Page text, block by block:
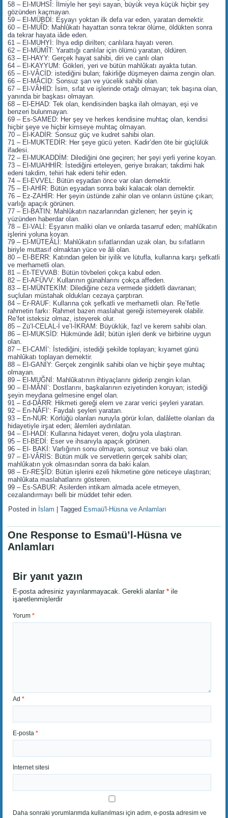
58 – El-MUHSÎ: İlmiyle her şeyi sayan, büyük veya küçük hiçbir şey
gözünden kaçmayan.
59 – El-MÜBDİ: Eşyayı yoktan ilk defa var eden, yaratan demektir.
60 – El-MUÎD: Mahlûkatı hayattan sonra tekrar ölüme, öldükten sonra
da tekrar hayata iâde eden.
61 – El-MUHYİ: İhya edip dirilten; canlılara hayatı veren.
62 – El-MÜMÎT: Yarattığı canlılar için ölümü yaratan, öldüren.
63 – El-HAYY: Gerçek hayat sahibi, diri ve canlı olan
64 – El-KAYYUM: Gökleri, yeri ve bütün mahlûkatı ayakta tutan.
65 – El-VÂCİD: istediğini bulan; fakirliğe düşmeyen daima zengin olan.
66 – El-MÂCİD: Sonsuz şan ve yücelik sahibi olan.
67 – El-VÂHİD: İsim, sıfat ve işlerinde ortağı olmayan; tek başına olan,
yanında bir başkası olmayan.
68 – El-EHAD: Tek olan, kendisinden başka ilah olmayan, eşi ve
benzeri bulunmayan.
69 – Es-SAMED: Her şey ve herkes kendisine muhtaç olan, kendisi
hiçbir şeye ve hiçbir kimseye muhtaç olmayan.
70 – El-KADİR: Sonsuz güç ve kudret sahibi olan.
71 – El-MUKTEDİR: Her şeye gücü yeten. Kadir’den öte bir güçlülük
ifadesi.
72 – El-MUKADDİM: Dilediğini öne geçiren; her şeyi yerli yerine koyan.
73 – El-MUAHHİR: İstediğini erteleyen, geriye bırakan; takdimi hak
edeni takdim, tehiri hak edeni tehir eden.
74 – El-EVVEL: Bütün eşyadan önce var olan demektir.
75 – El-AHİR: Bütün eşyadan sonra baki kalacak olan demektir.
76 – Ez-ZAHİR: Her şeyin üstünde zahir olan ve onların üstüne çıkan;
varlığı apaçık görünen.
77 – El-BATIN: Mahlûkatın nazarlarından gizlenen; her şeyin iç
yüzünden haberdar olan.
78 – El-VALİ: Eşyanın maliki olan ve onlarda tasarruf eden; mahlûkatın
işlerini yoluna koyan.
79 – El-MÜTEÂLİ: Mahlûkatın sıfatlarından uzak olan, bu sıfatların
biriyle muttasıf olmaktan yüce ve âli olan.
80 – El-BERR: Katından gelen bir iyilik ve lütufla, kullarına karşı şefkatli
ve merhametli olan.
81 – Et-TEVVAB: Bütün tövbeleri çokça kabul eden.
82 – El-AFÜVV: Kullarının günahlarını çokça affeden.
83 – El-MÜNTEKİM: Dilediğine ceza vermede şiddetli davranan;
suçluları müstahak oldukları cezaya çarptıran.
84 – Er-RAUF: Kullarına çok şefkatli ve merhametli olan. Re’fetle
rahmetin farkı: Rahmet bazen maslahat gereği istemeyerek olabilir.
Re’fet isteksiz olmaz, isteyerek olur.
85 – Zü’l-CELAL-İ ve’l-İKRAM: Büyüklük, fazl ve kerem sahibi olan.
86 – El-MUKSİD: Hükmünde âdil; bütün işleri denk ve birbirine uygun
olan.
87 – El-CAMİ’: İstediğini, istediği şekilde toplayan; kıyamet günü
mahlûkatı toplayan demektir.
88 – El-GANİY: Gerçek zenginlik sahibi olan ve hiçbir şeye muhtaç
olmayan.
89 – El-MUĞNİ: Mahlûkatının ihtiyaçlarını giderip zengin kılan.
90 – El-MÂNİ’: Dostlarını, başkalarının eziyetinden koruyan; istediği
şeyin meydana gelmesine engel olan.
91 – Ed-DÂRR: Hikmeti gereği elem ve zarar verici şeyleri yaratan.
92 – En-NÂFİ’: Faydalı şeyleri yaratan.
93 – En-NUR: Körlüğü olanları nuruyla görür kılan, dalâlette olanları da
hidayetiyle irşat eden; âlemleri aydınlatan.
94 – El-HADİ: Kullarına hidayet veren, doğru yola ulaştıran.
95 – El-BEDİ: Eser ve ihsanıyla apaçık görünen.
96 – El- BAKİ: Varlığının sonu olmayan, sonsuz ve baki olan.
97 – El-VÂRİS: Bütün mülk ve servetlerin gerçek sahibi olan;
mahlûkatın yok olmasından sonra da baki kalan.
98 – Er-REŞÎD: Bütün işlerini ezeli hikmetine göre neticeye ulaştıran;
mahlûkata maslahatlarını gösteren.
99 – Es-SABUR: Asilerden intikam almada acele etmeyen,
cezalandırmayı belli bir müddet tehir eden.
Posted in İslam |Tagged Esmaü'l-Hüsna ve Anlamları
One Response to Esmaü’l-Hüsna ve
Anlamları
Bir yanıt yazın
E-posta adresiniz yayınlanmayacak. Gerekli alanlar* ile
işaretlenmişlerdir
Yorum*
Ad*
E-posta*
İnternet sitesi
Daha sonraki yorumlarımda kullanılması için adım, e-posta adresim ve